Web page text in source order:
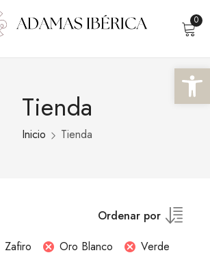
Abrir
0
Tienda
Inicio Tienda
Ordenar por
Zafiro Oro Blanco Verde